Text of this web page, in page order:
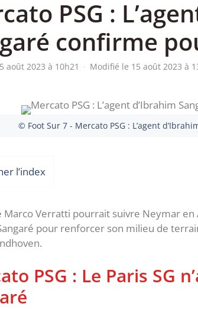
PSG :
confirme
août 2023 à 10h21 · Modifié le 15 août 2023 à
© Foot Sur 7 - Mercato PSG : L’agent
l’index
Marco Verratti pourrait suivre Neymar en
pour renforcer son milieu de
PSG : Le Paris SG